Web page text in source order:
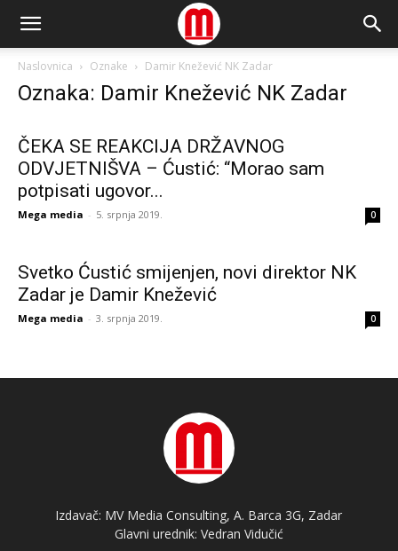
Naslovnica Oznake Damir Knežević NK Zadar
Oznaka: Damir Knežević NK Zadar
ČEKA SE REAKCIJA DRŽAVNOG
ODVJETNIŠVA – Ćustić: “Morao sam
potpisati ugovor...
Mega media - 5. srpnja 2019. 0
Svetko Ćustić smijenjen, novi direktor NK
Zadar je Damir Knežević
Mega media - 3. srpnja 2019. 0
Izdavač: MV Media Consulting, A. Barca 3G, Zadar
Glavni urednik: Vedran Vidučić